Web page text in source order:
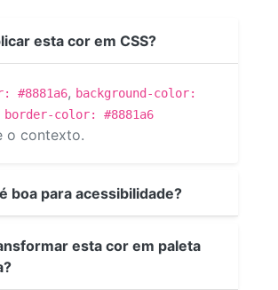
esta cor em CSS?
#8881a6, background-color:
border-color: #8881a6
o contexto.
boa para acessibilidade?
esta cor em paleta